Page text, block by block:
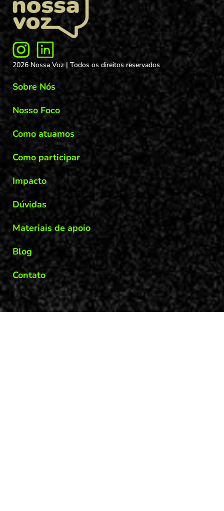
2026 Nossa Voz | Todos os direitos reservados
Sobre Nós
Nosso Foco
Como atuamos
Como participar
Impacto
Dúvidas
Materiais de apoio
Blog
Contato